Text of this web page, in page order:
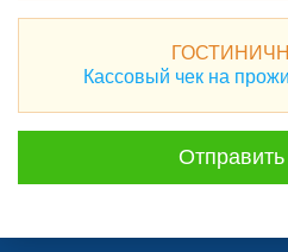
Кассовый чек на
Отправить